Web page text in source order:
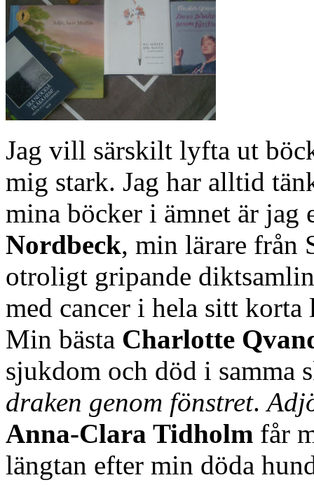
Jag vill särskilt lyfta ut
mig stark. Jag har alltid
mina böcker i ämnet är jag
Nordbeck, min lärare från
otroligt gripande
med cancer i hela sitt
Min bästa Charlotte
sjukdom och död i
draken genom fönstret.
Anna-Clara Tidholm får
längtan efter min döda